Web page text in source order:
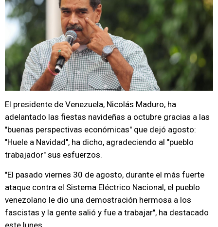
El presidente de Venezuela, Nicolás Maduro, ha
adelantado las fiestas navideñas a octubre gracias a las
"buenas perspectivas económicas" que dejó agosto:
"Huele a Navidad", ha dicho, agradeciendo al "pueblo
trabajador" sus esfuerzos.
"El pasado viernes 30 de agosto, durante el más fuerte
ataque contra el Sistema Eléctrico Nacional, el pueblo
venezolano le dio una demostración hermosa a los
fascistas y la gente salió y fue a trabajar", ha destacado
este lunes.